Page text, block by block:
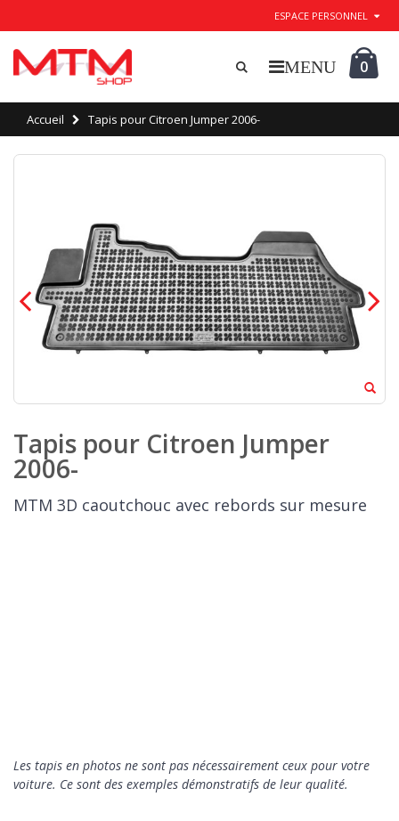
ESPACE PERSONNEL
0
Accueil Tapis pour Citroen Jumper 2006-
Tapis pour Citroen Jumper
2006-
MTM 3D caoutchouc avec rebords sur mesure
Les tapis en photos ne sont pas nécessairement ceux pour votre
voiture. Ce sont des exemples démonstratifs de leur qualité.